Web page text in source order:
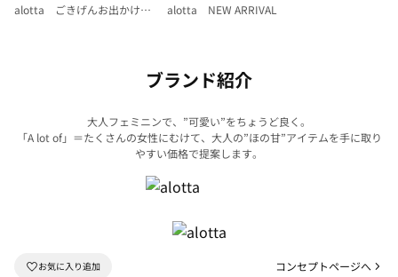
alotta ごきげんお出かけ服
alotta NEW ARRIVAL
ブランド紹介
大人フェミニンで、”可愛い”をちょうど良く。
「A lot of」＝たくさんの女性にむけて、大人の”ほの甘”アイテムを手に取り
やすい価格で提案します。
コンセプトページへ